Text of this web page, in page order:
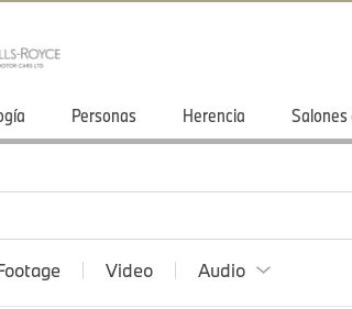
Personas Herencia
Video Audio